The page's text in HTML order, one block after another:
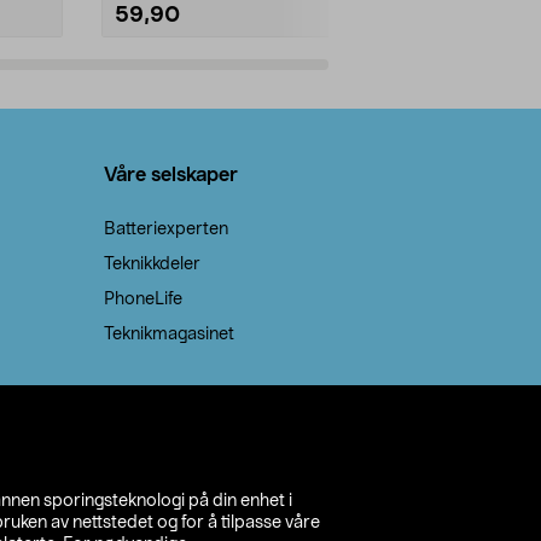
sporingsteknologi på din enhet i
av nettstedet og for å tilpasse våre
59,90
Våre selskaper
Batteriexperten
Teknikkdeler
PhoneLife
Teknikmagasinet